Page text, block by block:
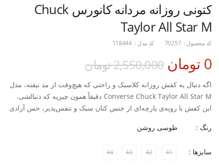
کتونی روزانه مردانه کانورس Chuck
Taylor All Star M
کد محصول : 70257 کد مدل : 118444
0 تومان 2,550,000 تومان
اگه دنبال یه کفش روزانه کلاسیک و راحتی که هیچ‌وقت از مد نیفته، مدل
Converse Chuck Taylor All Star M دقیقاً همون چیزیه که دنبالشی.
این کفش با رویه‌ی پارچه‌ای از جنس کتان سبک و تنفس‌پذیر، حس آزادی
هم باعث می‌شه با هر استایل کژوال یا نیمه‌اسپرتی راحت ست بشه.
زیره‌ی لاستیکی مقاوم و ضدلغزش اون، چسبندگی خوبی روی سطوح
رنگ : طوسی روشن
سایزها : 41
42
43
44